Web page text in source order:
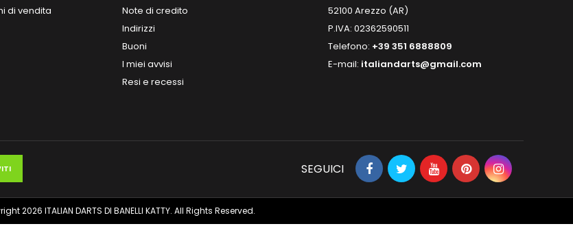
di vendita
Note di credito
Indirizzi
Buoni
I miei avvisi
Resi e recessi
52100 Arezzo (AR)
P.IVA: 02362590511
Telefono: +39 351 6888809
E-mail: italiandarts@gmail.com
SEGUICI
2026 ITALIAN DARTS DI BANELLI KATTY. All Rights Reserved.